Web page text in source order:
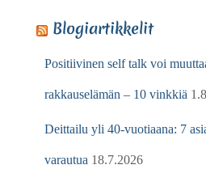
Blogiartikkelit
Positiivinen self talk voi
rakkauselämän – 10 vinkkiä
Deittailu yli 40-vuotiaana: 7
varautua 18.7.2026